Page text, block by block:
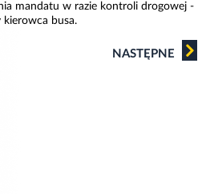
mandatu w razie kontroli drogowej -
busa.
NASTĘPNE